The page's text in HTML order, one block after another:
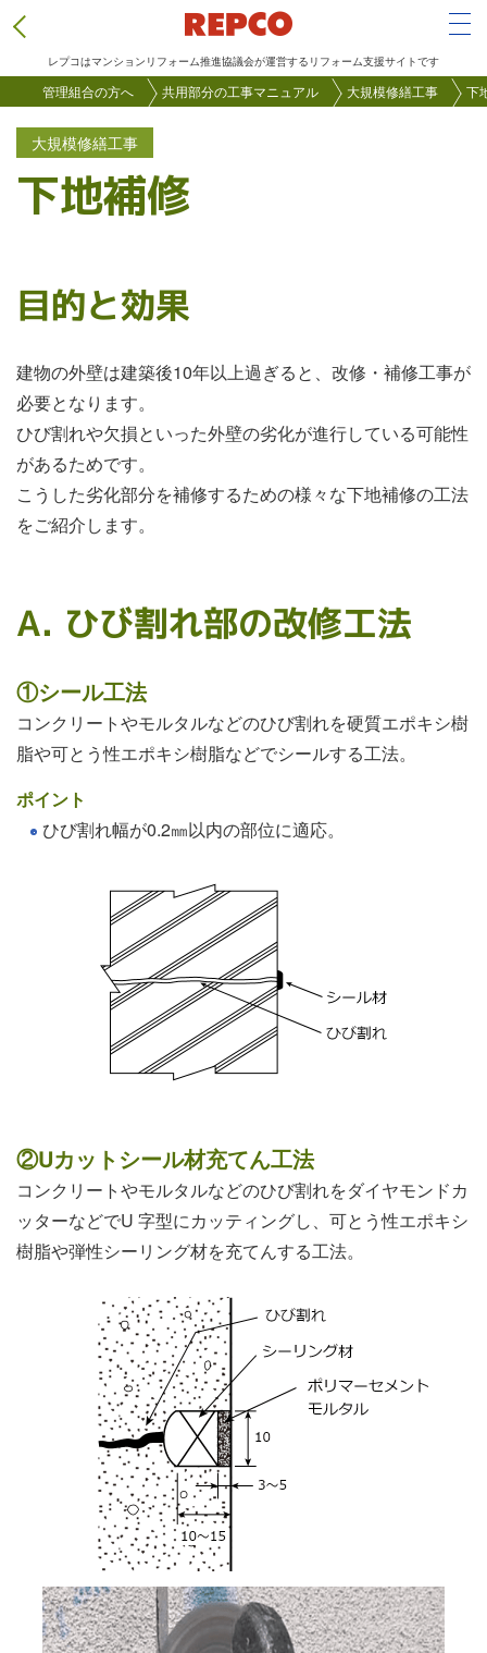
イ
ン
移
レプコはマンションリフォーム推進協議会が運営するリフォーム支援サイトです
管理組合の方へ 共用部分の工事マニュアル 大規模修繕工事 下
大規模修繕工事
下地補修
目的と効果
建物の外壁は建築後10年以上過ぎると、改修・補修工事が
必要となります。
ひび割れや欠損といった外壁の劣化が進行している可能性
があるためです。
こうした劣化部分を補修するための様々な下地補修の工法
をご紹介します。
A. ひび割れ部の改修工法
①シール工法
コンクリートやモルタルなどのひび割れを硬質エポキシ樹
脂や可とう性エポキシ樹脂などでシールする工法。
ポイント
ひび割れ幅が0.2㎜以内の部位に適応。
②Uカットシール材充てん工法
コンクリートやモルタルなどのひび割れをダイヤモンドカ
ッターなどでU 字型にカッティングし、可とう性エポキシ
樹脂や弾性シーリング材を充てんする工法。